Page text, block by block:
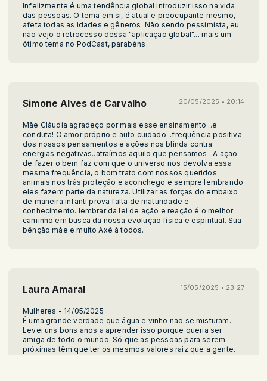
Infelizmente é uma tendência global introduzir isso na vida
das pessoas. O tema em si, é atual e preocupante mesmo,
afeta todas as idades e gêneros. Não sendo pessimista, eu
não vejo o retrocesso dessa "aplicação global"... mais um
ótimo tema no PodCast, parabéns.
Simone Alves de Carvalho 20/05/2025 • 20:14
Mãe Cláudia agradeço por mais esse ensinamento ..e
conduta! O amor próprio e auto cuidado ..frequência positiva
dos nossos pensamentos e ações nos blinda contra
energias negativas..atraímos aquilo que pensamos . A ação
de fazer o bem faz com que o universo nos devolva essa
mesma frequência, o bom trato com nossos queridos
animais nos trás proteção e aconchego e sempre lembrando
eles fazem parte da natureza. Utilizar as forças do embaixo
de maneira infanti prova falta de maturidade e
conhecimento..lembrar da lei de ação e reação é o melhor
caminho em busca da nossa evolução física e espiritual. Sua
bênção mãe e muito Axé à todos.
Laura Amaral 15/05/2025 • 23:27
Mulheres - 14/05/2025
É uma grande verdade que água e vinho não se misturam.
Levei uns bons anos a aprender isso porque queria ser
amiga de todo o mundo. Só que as pessoas para serem
próximas têm que ter os mesmos valores raiz que a gente.